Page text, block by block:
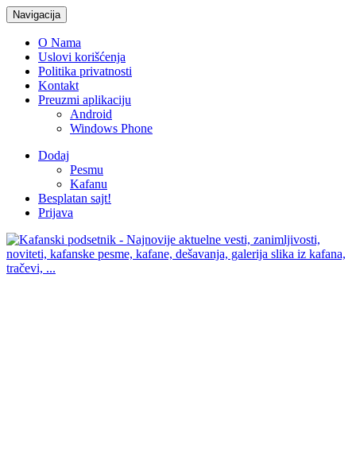
Navigacija
O Nama
Uslovi korišćenja
Politika privatnosti
Kontakt
Preuzmi aplikaciju
Android
Windows Phone
Dodaj
Pesmu
Kafanu
Besplatan sajt!
Prijava